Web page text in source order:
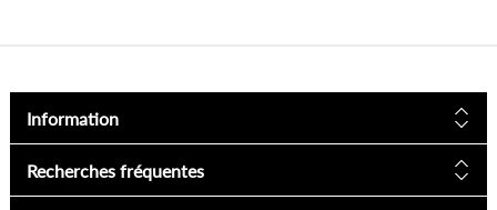
Information
Recherches fréquentes